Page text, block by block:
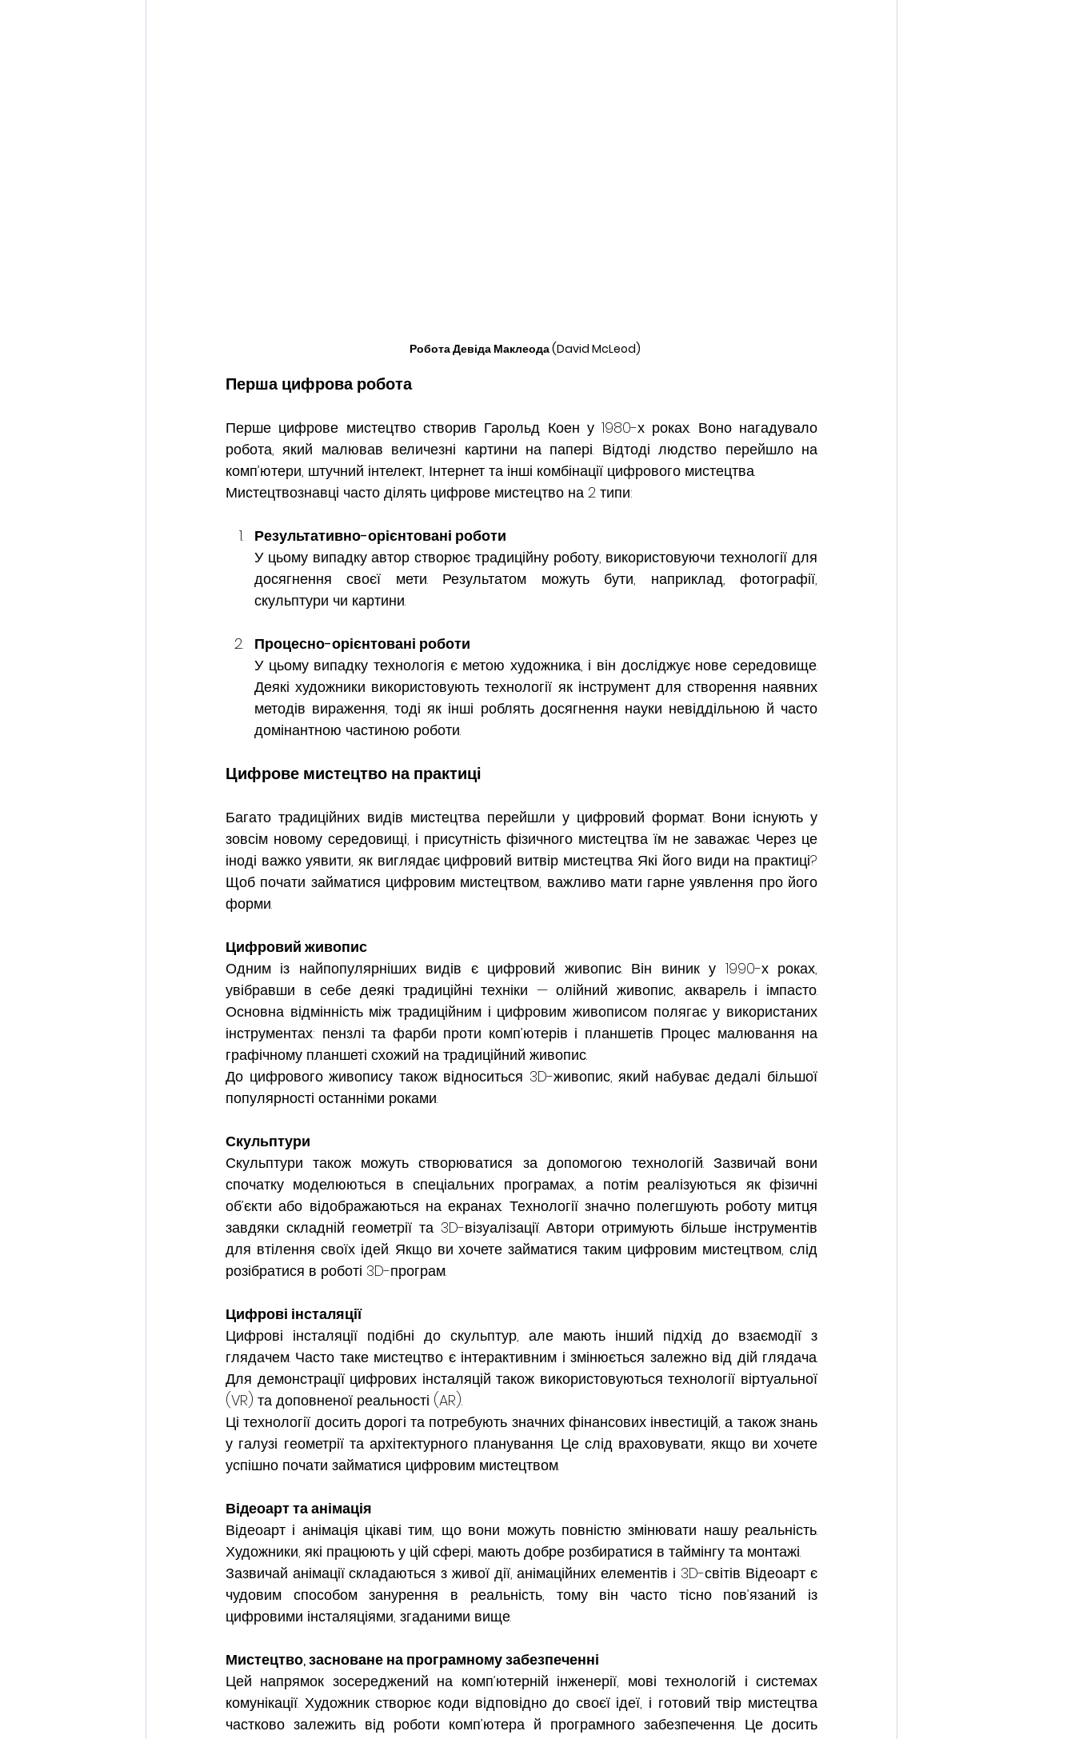
  Робота Девіда Маклеода (David McLeod)
Перша цифрова робота
Перше цифрове мистецтво створив Гарольд Коен у 1980-х роках. Воно нагадувало
робота, який малював величезні картини на папері. Відтоді людство перейшло на
комп’ютери, штучний інтелект, Інтернет та інші комбінації цифрового мистецтва.
Мистецтвознавці часто ділять цифрове мистецтво на 2 типи:
Результативно-орієнтовані роботи
У цьому випадку автор створює традиційну роботу, використовуючи технології для
досягнення своєї мети. Результатом можуть бути, наприклад, фотографії,
скульптури чи картини.
Процесно-орієнтовані роботи
У цьому випадку технологія є метою художника, і він досліджує нове середовище.
Деякі художники використовують технології як інструмент для створення наявних
методів вираження, тоді як інші роблять досягнення науки невіддільною й часто
домінантною частиною роботи.
Цифрове мистецтво на практиці
Багато традиційних видів мистецтва перейшли у цифровий формат. Вони існують у
зовсім новому середовищі, і присутність фізичного мистецтва їм не заважає. Через це
іноді важко уявити, як виглядає цифровий витвір мистецтва. Які його види на практиці?
Щоб почати займатися цифровим мистецтвом, важливо мати гарне уявлення про його
форми.
Цифровий живопис
Одним із найпопулярніших видів є цифровий живопис. Він виник у 1990-х роках,
увібравши в себе деякі традиційні техніки — олійний живопис, акварель і імпасто.
Основна відмінність між традиційним і цифровим живописом полягає у використаних
інструментах: пензлі та фарби проти комп’ютерів і планшетів. Процес малювання на
графічному планшеті схожий на традиційний живопис.
До цифрового живопису також відноситься 3D-живопис, який набуває дедалі більшої
популярності останніми роками.
Скульптури
Скульптури також можуть створюватися за допомогою технологій. Зазвичай вони
спочатку моделюються в спеціальних програмах, а потім реалізуються як фізичні
об’єкти або відображаються на екранах. Технології значно полегшують роботу митця
завдяки складній геометрії та 3D-візуалізації. Автори отримують більше інструментів
для втілення своїх ідей. Якщо ви хочете займатися таким цифровим мистецтвом, слід
розібратися в роботі 3D-програм.
Цифрові інсталяції
Цифрові інсталяції подібні до скульптур, але мають інший підхід до взаємодії з
глядачем. Часто таке мистецтво є інтерактивним і змінюється залежно від дій глядача.
Для демонстрації цифрових інсталяцій також використовуються технології віртуальної
(VR) та доповненої реальності (AR).
Ці технології досить дорогі та потребують значних фінансових інвестицій, а також знань
у галузі геометрії та архітектурного планування. Це слід враховувати, якщо ви хочете
успішно почати займатися цифровим мистецтвом.
Відеоарт та анімація
Відеоарт і анімація цікаві тим, що вони можуть повністю змінювати нашу реальність.
Художники, які працюють у цій сфері, мають добре розбиратися в таймінгу та монтажі.
Зазвичай анімації складаються з живої дії, анімаційних елементів і 3D-світів. Відеоарт є
чудовим способом занурення в реальність, тому він часто тісно пов’язаний із
цифровими інсталяціями, згаданими вище.
Мистецтво, засноване на програмному забезпеченні
Цей напрямок зосереджений на комп’ютерній інженерії, мові технологій і системах
комунікації. Художник створює коди відповідно до своєї ідеї, і готовий твір мистецтва
частково залежить від роботи комп’ютера й програмного забезпечення. Це досить